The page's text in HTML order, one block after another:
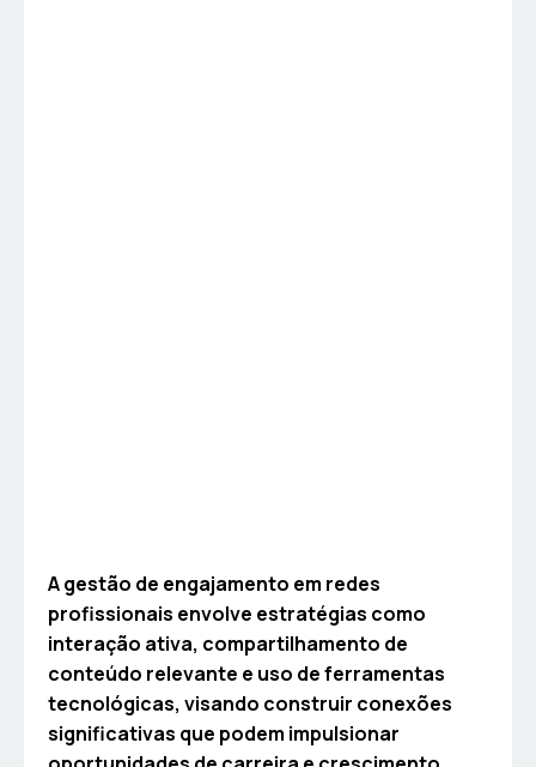
A gestão de engajamento em redes
profissionais envolve estratégias como
interação ativa, compartilhamento de
conteúdo relevante e uso de ferramentas
tecnológicas, visando construir conexões
significativas que podem impulsionar